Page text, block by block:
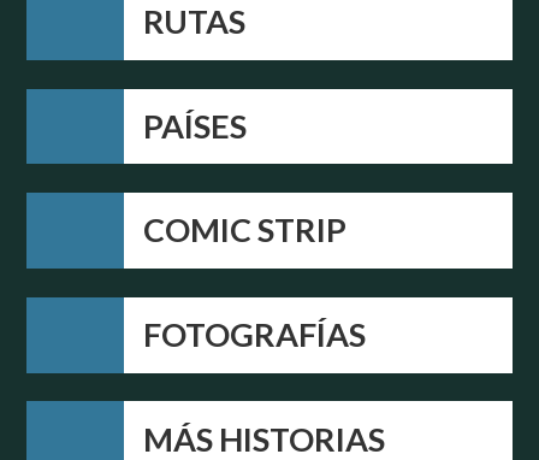
RUTAS
PAÍSES
COMIC STRIP
FOTOGRAFÍAS
MÁS HISTORIAS